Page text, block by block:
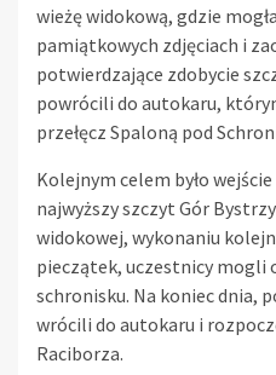
wieżę widokową, gdzie
pamiątkowych zdjęciach i
potwierdzające zdobycie
powrócili do autokaru,
przełęcz Spaloną pod
Kolejnym celem było
najwyższy szczyt Gór
widokowej, wykonaniu
pieczątek, uczestnicy mogli
schronisku. Na koniec dnia,
wrócili do autokaru i
Raciborza.